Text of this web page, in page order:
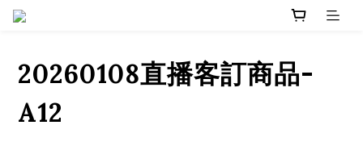
20260108直播客訂商品-
A12